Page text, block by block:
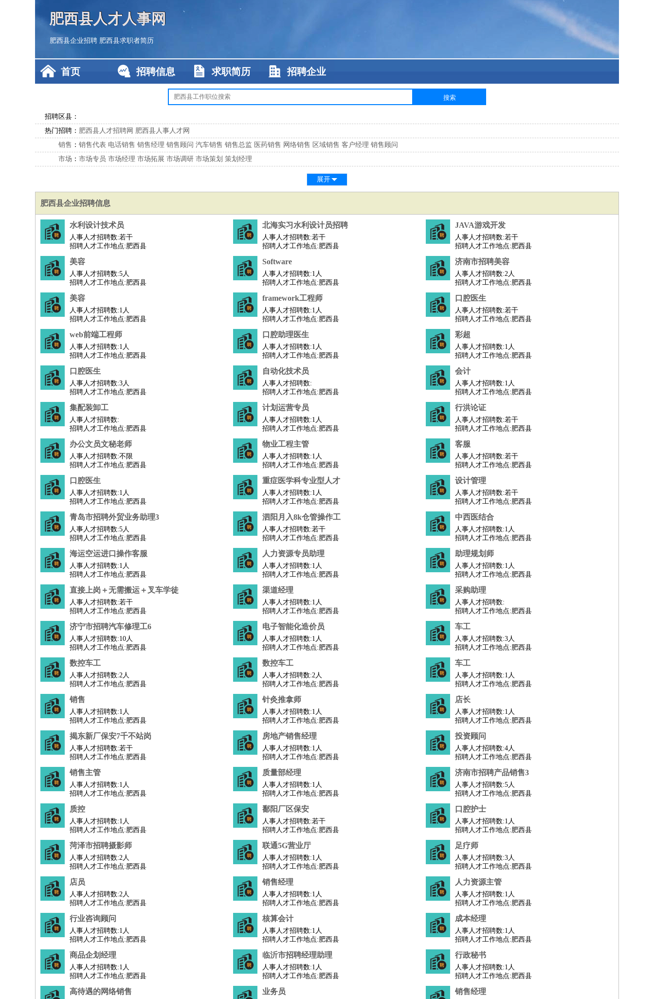
肥西县人才人事网
肥西县企业招聘 肥西县求职者简历
首页 招聘信息 求职简历 招聘企业
招聘区县：
热门招聘： 肥西县人才招聘网 肥西县人事人才网
销售 ： 销售代表 电话销售 销售经理 销售顾问 汽车销售 销售总监 医药销售 网络销售 区域销售 客户经理 销售顾问
市场 ： 市场专员 市场经理 市场拓展 市场调研 市场策划 策划经理
技工/工人：普工 电工
生产/研发：质量管理 生产组长 车间主任 工艺设计 生产总监 高级工程师
机械/仪表：机械工程 仪器仪表
司机：商务司机 客车司机 货车司机 驾校教练 带车司机 地铁司机 高铁司机
专车司机
物流/仓储：快递员
贸易/采购 ：外贸专员 外贸经理
买手
保险/理赔：保险推销 保险顾问 核保理赔 契约管理 保险内勤
餐饮类：厨师 咖啡师 茶艺师 迎宾
酒店/旅游：酒店前台 酒店服务员 行李员 酒店管家 导游 旅游顾问 签证专员 订票员
超市/销售
店长
美容/美发 ：发型师 美容师 化妆师 美体师 美容顾问 美容助理 美容店长
保健/按摩：按摩师 针灸推拿 足疗师
娱乐/影视： 礼仪 调酒师 群众演员 音效师 灯光师 编剧
技术开发：程序员 网页设计 运维工程师 技术支持 硬件工程师 数据工程师 前端工程师 APP开发 算法工程师
电子/电气：无线电 电路工程
家政/安保：保洁 保姆 保安 月嫂 钟点工 送水工 家庭管家
物业管理：物业维修 物业管理
淘宝/网店：淘宝客服 淘宝美工 淘宝策划
淘宝模特
财务/会计： 会计 财务 出纳 审计 税务
教育/培训：教师 家教
课程顾问
银行/证券：理财顾问 证券分析 银行柜员 银行经理 信贷管理
律师/法务： 律师 律师助理 法务专员 专利顾问
广告/咨询 ：文案 广告制作 咨询顾问 婚礼策划 媒介策划 咨询经理
美术/设计：服装设计 平面设计 美编 包装设计 动画设计 珠宝设计 店面设计
编辑/出版：编辑 记者 出版 发行 专栏作家
翻译/语言：英语翻译 日语翻译 德语翻译
小语种
运动/健身
游泳教练 高尔夫助理
环境保护：污水处理 环保检测 环境管理
政府公务：
房地产：房产销售 置业顾问 房产中介 房产内勤 房产评估师
建筑/装修 ： 土木工程 工程监理 造价师 测绘员 建筑工
装修工
人事/行政：文员 前台 行政主管 招聘专员 招聘经理
高级管理：总监 总裁助理 副总裁 CFO CPO
农林牧渔： 养殖人员
好玩职业 ：酒店试睡员 美食品尝师 酒店试睡员 狗粮试吃员 手模 陪跑族
展开
肥西县企业招聘信息
水利设计技术员
人事人才招聘数:若干
招聘人才工作地点:肥西县
北海实习水利设计员招聘
人事人才招聘数:若干
招聘人才工作地点:肥西县
JAVA游戏开发
人事人才招聘数:若干
招聘人才工作地点:肥西县
美容
人事人才招聘数:5人
招聘人才工作地点:肥西县
Software
人事人才招聘数:1人
招聘人才工作地点:肥西县
济南市招聘美容
人事人才招聘数:2人
招聘人才工作地点:肥西县
美容
人事人才招聘数:1人
招聘人才工作地点:肥西县
framework工程师
人事人才招聘数:1人
招聘人才工作地点:肥西县
口腔医生
人事人才招聘数:若干
招聘人才工作地点:肥西县
web前端工程师
人事人才招聘数:1人
招聘人才工作地点:肥西县
口腔助理医生
人事人才招聘数:1人
招聘人才工作地点:肥西县
彩超
人事人才招聘数:1人
招聘人才工作地点:肥西县
口腔医生
人事人才招聘数:3人
招聘人才工作地点:肥西县
自动化技术员
人事人才招聘数:
招聘人才工作地点:肥西县
会计
人事人才招聘数:1人
招聘人才工作地点:肥西县
集配装卸工
人事人才招聘数:
招聘人才工作地点:肥西县
计划运营专员
人事人才招聘数:1人
招聘人才工作地点:肥西县
行洪论证
人事人才招聘数:若干
招聘人才工作地点:肥西县
办公文员文秘老师
人事人才招聘数:不限
招聘人才工作地点:肥西县
物业工程主管
人事人才招聘数:1人
招聘人才工作地点:肥西县
客服
人事人才招聘数:若干
招聘人才工作地点:肥西县
口腔医生
人事人才招聘数:1人
招聘人才工作地点:肥西县
重症医学科专业型人才
人事人才招聘数:1人
招聘人才工作地点:肥西县
设计管理
人事人才招聘数:若干
招聘人才工作地点:肥西县
青岛市招聘外贸业务助理3
人事人才招聘数:5人
招聘人才工作地点:肥西县
泗阳月入8k仓管操作工
人事人才招聘数:若干
招聘人才工作地点:肥西县
中西医结合
人事人才招聘数:1人
招聘人才工作地点:肥西县
海运空运进口操作客服
人事人才招聘数:1人
招聘人才工作地点:肥西县
人力资源专员助理
人事人才招聘数:1人
招聘人才工作地点:肥西县
助理规划师
人事人才招聘数:1人
招聘人才工作地点:肥西县
直接上岗＋无需搬运＋叉车学徒
人事人才招聘数:若干
招聘人才工作地点:肥西县
渠道经理
人事人才招聘数:1人
招聘人才工作地点:肥西县
采购助理
人事人才招聘数:
招聘人才工作地点:肥西县
济宁市招聘汽车修理工6
人事人才招聘数:10人
招聘人才工作地点:肥西县
电子智能化造价员
人事人才招聘数:1人
招聘人才工作地点:肥西县
车工
人事人才招聘数:3人
招聘人才工作地点:肥西县
数控车工
人事人才招聘数:2人
招聘人才工作地点:肥西县
数控车工
人事人才招聘数:2人
招聘人才工作地点:肥西县
车工
人事人才招聘数:1人
招聘人才工作地点:肥西县
销售
人事人才招聘数:1人
招聘人才工作地点:肥西县
针灸推拿师
人事人才招聘数:1人
招聘人才工作地点:肥西县
店长
人事人才招聘数:1人
招聘人才工作地点:肥西县
揭东新厂保安7千不站岗
人事人才招聘数:若干
招聘人才工作地点:肥西县
房地产销售经理
人事人才招聘数:1人
招聘人才工作地点:肥西县
投资顾问
人事人才招聘数:4人
招聘人才工作地点:肥西县
销售主管
人事人才招聘数:1人
招聘人才工作地点:肥西县
质量部经理
人事人才招聘数:1人
招聘人才工作地点:肥西县
济南市招聘产品销售3
人事人才招聘数:5人
招聘人才工作地点:肥西县
质控
人事人才招聘数:1人
招聘人才工作地点:肥西县
鄱阳厂区保安
人事人才招聘数:若干
招聘人才工作地点:肥西县
口腔护士
人事人才招聘数:1人
招聘人才工作地点:肥西县
菏泽市招聘摄影师
人事人才招聘数:2人
招聘人才工作地点:肥西县
联通5G营业厅
人事人才招聘数:1人
招聘人才工作地点:肥西县
足疗师
人事人才招聘数:3人
招聘人才工作地点:肥西县
店员
人事人才招聘数:2人
招聘人才工作地点:肥西县
销售经理
人事人才招聘数:1人
招聘人才工作地点:肥西县
人力资源主管
人事人才招聘数:1人
招聘人才工作地点:肥西县
行业咨询顾问
人事人才招聘数:1人
招聘人才工作地点:肥西县
核算会计
人事人才招聘数:1人
招聘人才工作地点:肥西县
成本经理
人事人才招聘数:1人
招聘人才工作地点:肥西县
商品企划经理
人事人才招聘数:1人
招聘人才工作地点:肥西县
临沂市招聘经理助理
人事人才招聘数:1人
招聘人才工作地点:肥西县
行政秘书
人事人才招聘数:1人
招聘人才工作地点:肥西县
高待遇的网络销售 业务员 销售经理